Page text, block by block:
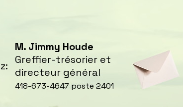
M. Jimmy Houde
Greffier-trésorier et
directeur général
418-673-4647 poste 2401